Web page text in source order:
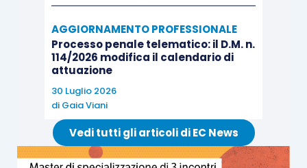
AGGIORNAMENTO PROFESSIONALE
Processo penale telematico: il D.M. n.
114/2026 modifica il calendario di
attuazione
30 Luglio 2026
di Gaia Viani
Vedi tutti gli articoli di EC News